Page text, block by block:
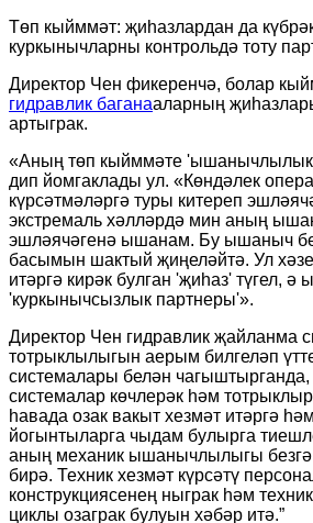
Төп кыйммәт: җиһазлардан да
куркынычларны контрольдә тоту
Директор Чен фикеренчә, болар
гидравлик баганааларның
артыграк.
«Аның төп кыйммәте 'ышанычлылык'
дип йомгаклады ул. «Көндәлек
күрсәтмәләргә туры китереп
экстремаль хәлләрдә мин аның
эшләячәгенә ышанам. Бу ышаныч
басымын шактый җиңеләйтә. Ул
итәргә кирәк булган 'җиһаз' түгел,
'куркынычсызлык партнеры'».
Директор Чен гидравлик җайланма
тотрыклылыгын аерым билгеләп
системалары белән чагыштырганда,
системалар көчлерәк һәм
һавада озак вакыт хезмәт итәргә
йогынтыларга чыдам булырга
аның механик ышанычлылыгы безгә
бирә. Техник хезмәт күрсәтү
конструкциясенең ныграк һәм
циклы озаграк булуын хәбәр итә.”